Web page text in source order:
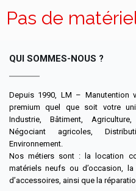
Pas de
QUI SOMMES-NOUS ?
Depuis 1990, LM – Manutention
premium quel que soit votre
Industrie, Bâtiment,
Négociant agricoles,
Environnement.
Nos métiers sont : la location
matériels neufs ou d’occasion,
d’accessoires, ainsi que la